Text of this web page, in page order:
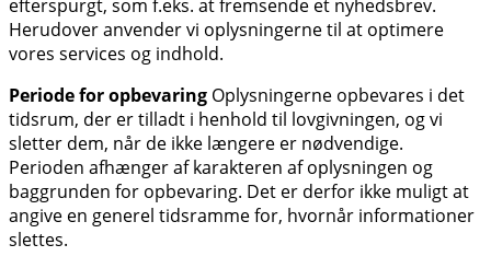
efterspurgt, som f.eks. at fremsende et nyhedsbrev.
Herudover anvender vi oplysningerne til at optimere
vores services og indhold.
Periode for opbevaring Oplysningerne opbevares i det
tidsrum, der er tilladt i henhold til lovgivningen, og vi
sletter dem, når de ikke længere er nødvendige.
Perioden afhænger af karakteren af oplysningen og
baggrunden for opbevaring. Det er derfor ikke muligt at
angive en generel tidsramme for, hvornår informationer
slettes.